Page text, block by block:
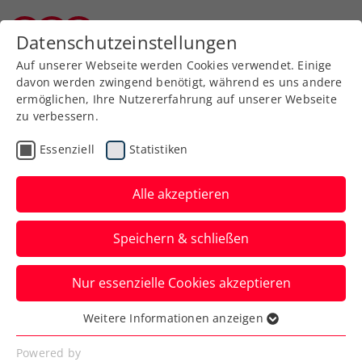
Zurück zur Newsübersicht
ATP
Miedler greift in
Hangzhou nach 9.
Doppeltitel auf der ATP-
Tour
Das ÖTV-Ass steht in China mit
Standardpartner Francisco Cabral im
Endspiel der Doppelkonkurrenz.
Datenschutzeinstellungen
Auf unserer Webseite werden Cookies verwendet. Einige
davon werden zwingend benötigt, während es uns andere
ermöglichen, Ihre Nutzererfahrung auf unserer Webseite
zu verbessern.
Essenziell Statistiken
Alle akzeptieren
Speichern & schließen
Nur essenzielle Cookies akzeptieren
Essenziell
Essenzielle Cookies werden für grundlegende
Weitere Informationen anzeigen
Powered by